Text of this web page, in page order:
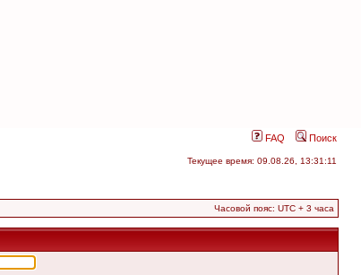
FAQ Поиск
Текущее время: 09.08.26, 13:31:11
Часовой пояс: UTC + 3 часа